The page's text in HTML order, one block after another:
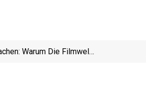
Warum Die Filmwelt